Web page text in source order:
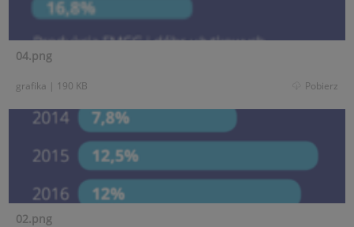
04.png
grafika | 190 KB Pobierz
02.png